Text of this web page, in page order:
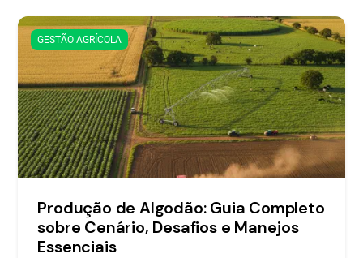
GESTÃO AGRÍCOLA
Produção de Algodão: Guia Completo
sobre Cenário, Desafios e Manejos
Essenciais